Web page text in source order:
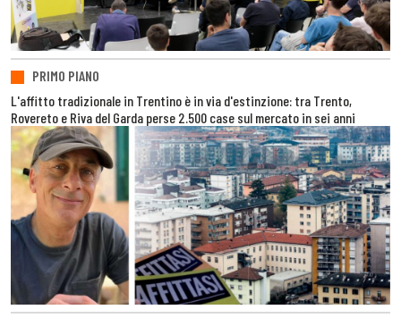
PRIMO PIANO
L'affitto tradizionale in Trentino è in via d'estinzione: tra Trento,
Rovereto e Riva del Garda perse 2.500 case sul mercato in sei anni